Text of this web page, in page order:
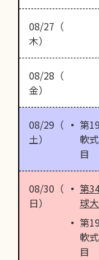
08/27（
木）
08/28（
金）
08/29（
土）
第
軟
目
08/30（
日）
第
球
第
軟
目